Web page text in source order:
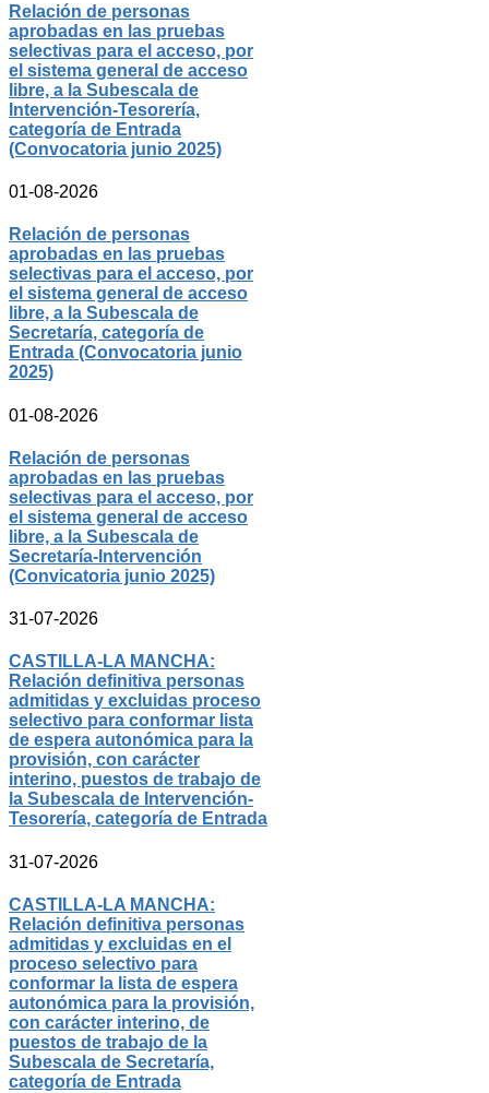
Relación de personas
aprobadas en las pruebas
selectivas para el acceso, por
el sistema general de acceso
libre, a la Subescala de
Intervención-Tesorería,
categoría de Entrada
(Convocatoria junio 2025)
01-08-2026
Relación de personas
aprobadas en las pruebas
selectivas para el acceso, por
el sistema general de acceso
libre, a la Subescala de
Secretaría, categoría de
Entrada (Convocatoria junio
2025)
01-08-2026
Relación de personas
aprobadas en las pruebas
selectivas para el acceso, por
el sistema general de acceso
libre, a la Subescala de
Secretaría-Intervención
(Convicatoria junio 2025)
31-07-2026
CASTILLA-LA MANCHA:
Relación definitiva personas
admitidas y excluidas proceso
selectivo para conformar lista
de espera autonómica para la
provisión, con carácter
interino, puestos de trabajo de
la Subescala de Intervención-
Tesorería, categoría de Entrada
31-07-2026
CASTILLA-LA MANCHA:
Relación definitiva personas
admitidas y excluidas en el
proceso selectivo para
conformar la lista de espera
autonómica para la provisión,
con carácter interino, de
puestos de trabajo de la
Subescala de Secretaría,
categoría de Entrada